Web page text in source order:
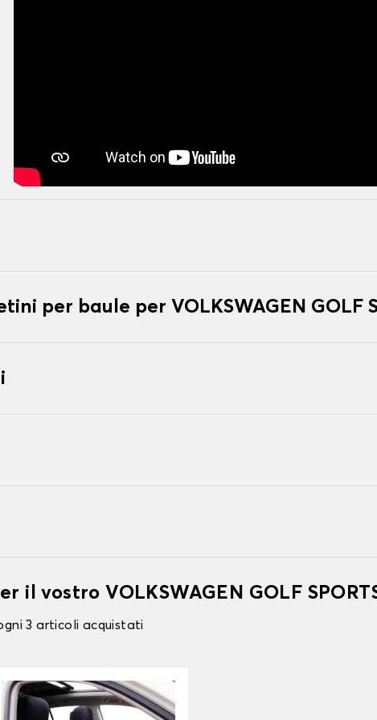
per baule per VOLKSWAGEN GOLF
il vostro VOLKSWAGEN GOLF
3 articoli acquistati